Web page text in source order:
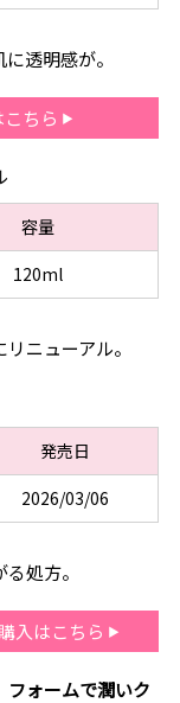
透明感が。
ちら
容量
120ml
ニューアル。
発売日
2026/03/06
処方。
入はこちら
フォームで潤いク